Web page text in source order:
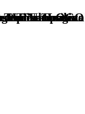
TU - LOGO
naturaleza
TIT Naturaleza
turismo activo
pie de página
Home Turismo